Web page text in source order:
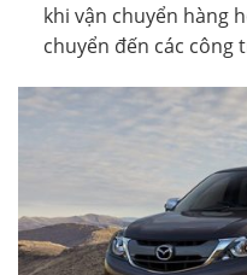
khi vận chuyển hàng
chuyển đến các công